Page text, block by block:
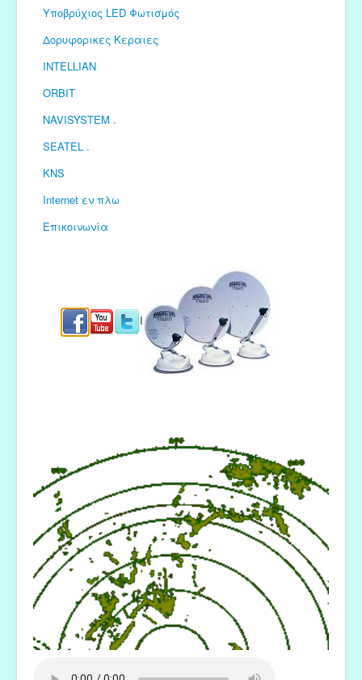
Υποβρύχιος LED Φωτισμός
Δορυφορικες Κεραιες
INTELLIAN
ORBIT
NAVISYSTEM .
SEATEL .
KNS
Internet εν πλω
Επικοινωνία
I